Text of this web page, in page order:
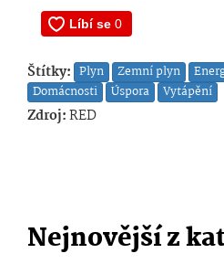
Štítky: Plyn Zemní plyn
Domácnosti
Úspora Vytápění
Zdroj:RED
Nejnovější z